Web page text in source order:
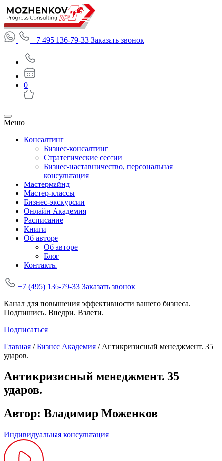
+7 495 136-79-33 Заказать звонок
0
Меню
Консалтинг
Бизнес-консалтинг
Стратегические сессии
Бизнес-наставничество, персональная
консультация
Мастермайнд
Мастер-классы
Бизнес-экскурсии
Онлайн Академия
Расписание
Книги
Об авторе
Об авторе
Блог
Контакты
+7 (495) 136-79-33 Заказать звонок
Канал для повышения эффективности вашего бизнеса.
Подпишись. Внедри. Взлети.
Подписаться
Главная /Бизнес Академия / Антикризисный менеджмент. 35
ударов.
Антикризисный менеджмент. 35
ударов.
Автор: Владимир Моженков
Индивидуальная консультация